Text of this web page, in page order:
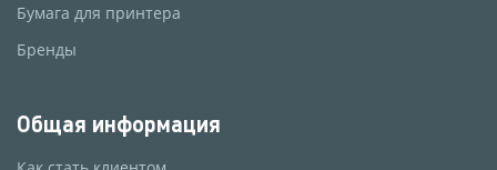
Бумага для принтера
Бренды
Общая информация